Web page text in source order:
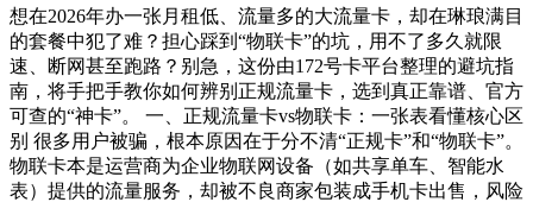
想在2026年办一张月租低、流量多的大流量卡，却在琳琅满目
的套餐中犯了难？担心踩到“物联卡”的坑，用不了多久就限
速、断网甚至跑路？别急，这份由172号卡平台整理的避坑指
南，将手把手教你如何辨别正规流量卡，选到真正靠谱、官方
可查的“神卡”。 一、正规流量卡vs物联卡：一张表看懂核心区
别 很多用户被骗，根本原因在于分不清“正规卡”和“物联卡”。
物联卡本是运营商为企业物联网设备（如共享单车、智能水
表）提供的流量服务，却被不良商家包装成手机卡出售，风险